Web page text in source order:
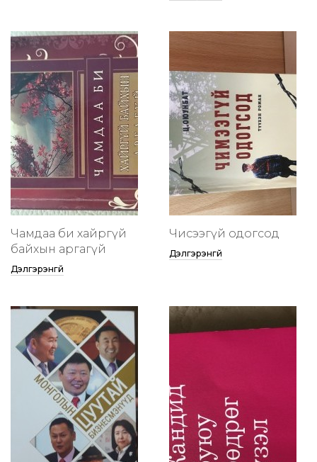
Чамдаа би хайргүй
байхын аргагүй
Дэлгэрэнгүй
Чисээгүй одогсод
Дэлгэрэнгүй